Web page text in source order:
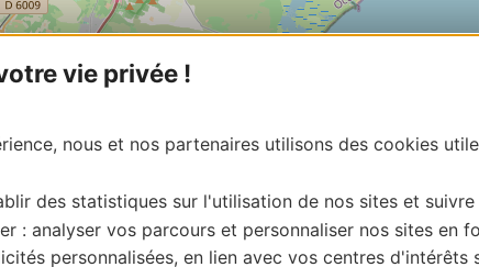
vie privée !
nous et nos partenaires utilisons des cookies
des statistiques sur l'utilisation de nos sites et
: analyser vos parcours et personnaliser nos sites en
personnalisées, en lien avec vos centres d'intérêts